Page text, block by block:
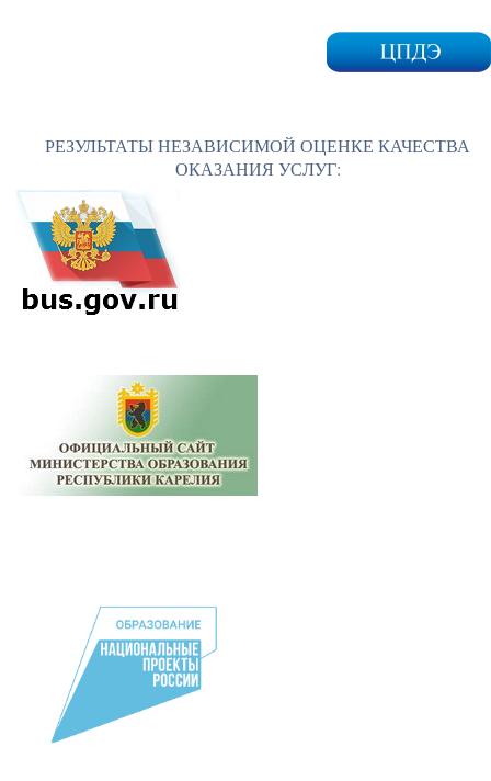
РЕЗУЛЬТАТЫ НЕЗАВИСИМОЙ ОЦЕНКЕ КАЧЕСТВА
ОКАЗАНИЯ УСЛУГ: